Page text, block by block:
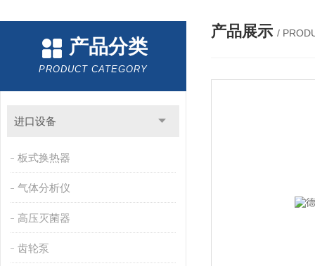
产品分类
PRODUCT CATEGORY
进口设备
板式换热器
气体分析仪
高压灭菌器
齿轮泵
产品展示 /